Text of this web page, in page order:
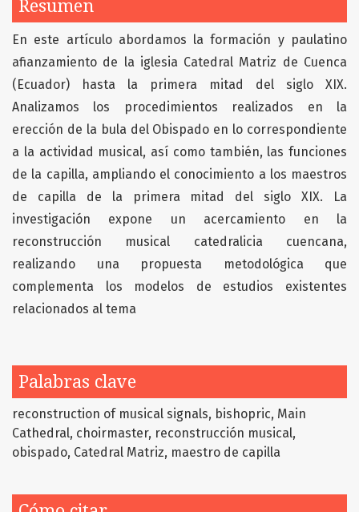
Palabras clave
reconstruction of musical signals bishopric Main
Cathedral choirmaster reconstrucción musical
obispado Catedral Matriz maestro de capilla
Resumen
En este artículo abordamos la formación y paulatino
afianzamiento de la iglesia Catedral Matriz de Cuenca
(Ecuador) hasta la primera mitad del siglo XIX.
Analizamos los procedimientos realizados en la
erección de la bula del Obispado en lo correspondiente
a la actividad musical, así como también, las funciones
de la capilla, ampliando el conocimiento a los maestros
de capilla de la primera mitad del siglo XIX. La
investigación expone un acercamiento en la
reconstrucción musical catedralicia cuencana,
realizando una propuesta metodológica que
complementa los modelos de estudios existentes
relacionados al tema